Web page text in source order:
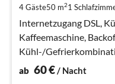
4 Gäste50 m21
Internetzugang DSL,
Kaffeemaschine,
Kühl-/
Einzelklappbett )
ab 60€/ Nacht